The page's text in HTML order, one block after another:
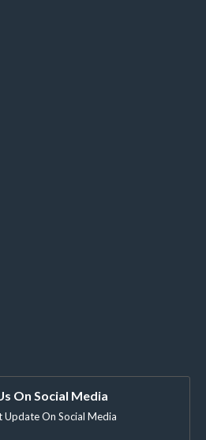
On Social Media
Update On Social Media